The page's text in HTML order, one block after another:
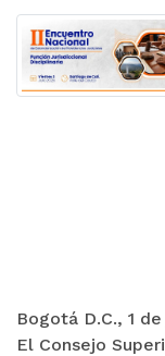
Bogotá D.C., 1
El Consejo